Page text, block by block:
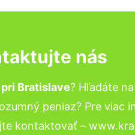
nás
Bratislave? Hľadáte
peniaz? Pre viac
kontaktovať –